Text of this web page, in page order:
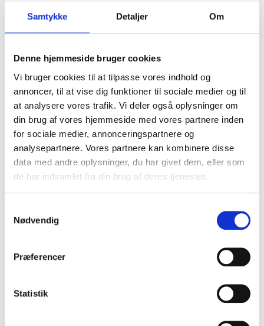
Samtykke Detaljer Om
Denne hjemmeside bruger cookies
Vi bruger cookies til at tilpasse vores indhold og
annoncer, til at vise dig funktioner til sociale medier og til
at analysere vores trafik. Vi deler også oplysninger om
din brug af vores hjemmeside med vores partnere inden
for sociale medier, annonceringspartnere og
analysepartnere. Vores partnere kan kombinere disse
data med andre oplysninger, du har givet dem, eller som
de har indsamlet fra din brug af deres tjenester.
Nødvendig
Præferencer
Statistik
FK
FSD Loop-in list